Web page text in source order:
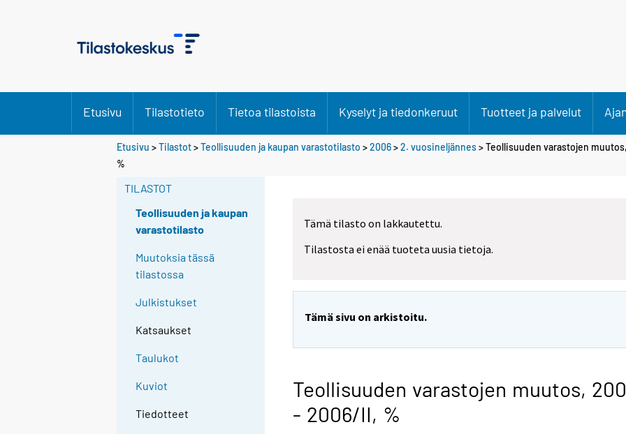
Etusivu Tilastotieto Tietoa tilastoista Kyselyt ja tiedonkeruut Tuotteet ja palvelut
Etusivu >Tilastot>Teollisuuden ja kaupan varastotilasto >2006>2. vuosineljännes> Teollisuuden varastojen
%
TILASTOT
Teollisuuden ja kaupan
varastotilasto
Muutoksia tässä
tilastossa
Julkistukset
Katsaukset
Taulukot
Kuviot
Tiedotteet
Tämä tilasto on lakkautettu.
Tilastosta ei enää tuoteta uusia tietoja.
Tämä sivu on arkistoitu.
Teollisuuden varastojen muutos,
- 2006/II, %